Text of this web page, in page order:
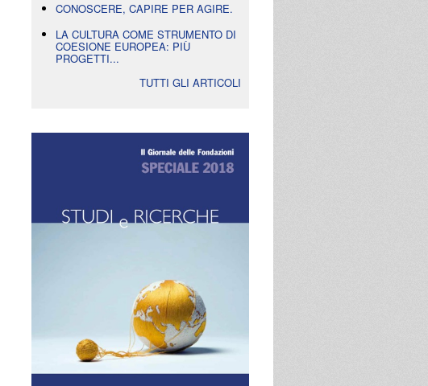
CONOSCERE, CAPIRE PER AGIRE.
LA CULTURA COME STRUMENTO DI
COESIONE EUROPEA: PIÙ
PROGETTI...
TUTTI GLI ARTICOLI